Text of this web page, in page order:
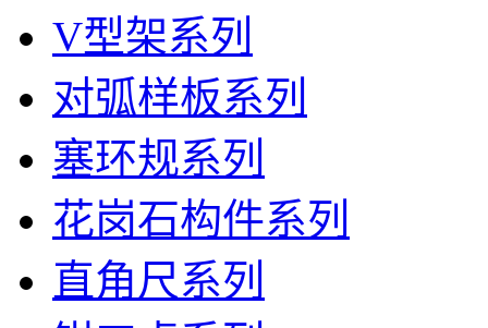
V型架系列
对弧样板系列
塞环规系列
花岗石构件系列
直角尺系列